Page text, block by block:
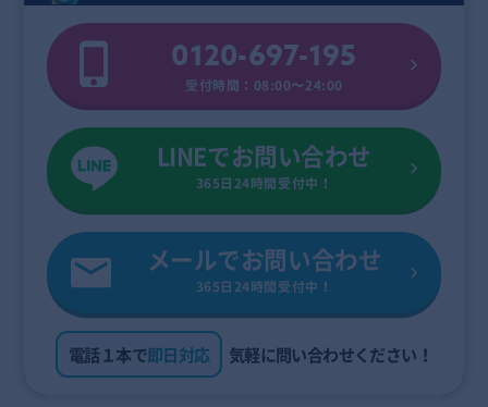
0120-697-195
受付時間：08:00〜24:00
LINEでお問い合わせ
365日24時間受付中！
メールでお問い合わせ
365日24時間受付中！
電話１本で即日対応 気軽に問い合わせください！